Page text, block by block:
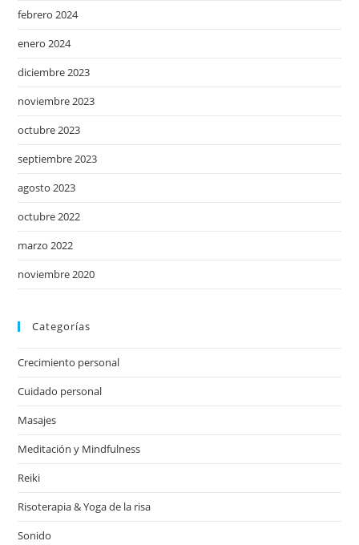
febrero 2024
enero 2024
diciembre 2023
noviembre 2023
octubre 2023
septiembre 2023
agosto 2023
octubre 2022
marzo 2022
noviembre 2020
Categorías
Crecimiento personal
Cuidado personal
Masajes
Meditación y Mindfulness
Reiki
Risoterapia & Yoga de la risa
Sonido